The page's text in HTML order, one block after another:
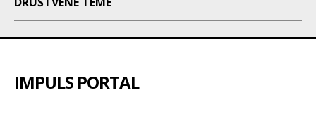
IMPULS PORTAL